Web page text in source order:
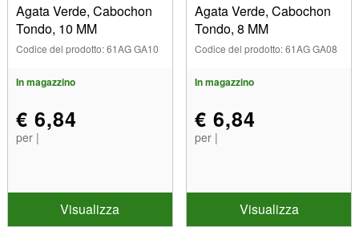
Agata Verde, Cabochon
Tondo, 10 MM
Codice del prodotto: 61AG GA10
In magazzino
€ 6,84
per |
Visualizza
Agata Verde, Cabochon
Tondo, 8 MM
Codice del prodotto: 61AG GA08
In magazzino
€ 6,84
per |
Visualizza